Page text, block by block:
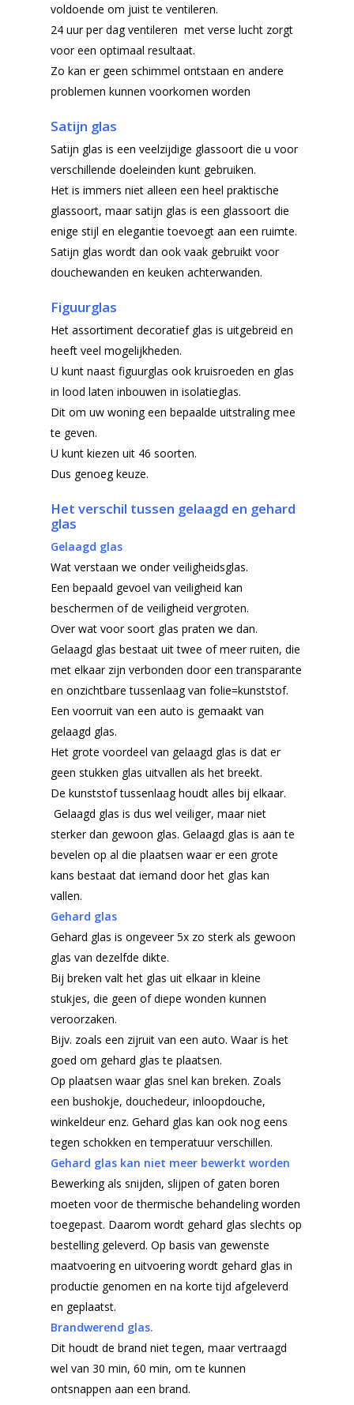
voldoende om juist te ventileren.
24 uur per dag ventileren met verse lucht zorgt
voor een optimaal resultaat.
Zo kan er geen schimmel ontstaan en andere
problemen kunnen voorkomen worden
Satijn glas
Satijn glas is een veelzijdige glassoort die u voor
verschillende doeleinden kunt gebruiken.
Het is immers niet alleen een heel praktische
glassoort, maar satijn glas is een glassoort die
enige stijl en elegantie toevoegt aan een ruimte.
Satijn glas wordt dan ook vaak gebruikt voor
douchewanden en keuken achterwanden.
Figuurglas
Het assortiment decoratief glas is uitgebreid en
heeft veel mogelijkheden.
U kunt naast figuurglas ook kruisroeden en glas
in lood laten inbouwen in isolatieglas.
Dit om uw woning een bepaalde uitstraling mee
te geven.
U kunt kiezen uit 46 soorten.
Dus genoeg keuze.
Het verschil tussen gelaagd en gehard
glas
Gelaagd glas
Wat verstaan we onder veiligheidsglas.
Een bepaald gevoel van veiligheid kan
beschermen of de veiligheid vergroten.
Over wat voor soort glas praten we dan.
Gelaagd glas bestaat uit twee of meer ruiten, die
met elkaar zijn verbonden door een transparante
en onzichtbare tussenlaag van folie=kunststof.
Een voorruit van een auto is gemaakt van
gelaagd glas.
Het grote voordeel van gelaagd glas is dat er
geen stukken glas uitvallen als het breekt.
De kunststof tussenlaag houdt alles bij elkaar.
Gelaagd glas is dus wel veiliger, maar niet
sterker dan gewoon glas. Gelaagd glas is aan te
bevelen op al die plaatsen waar er een grote
kans bestaat dat iemand door het glas kan
vallen.
Gehard glas
Gehard glas is ongeveer 5x zo sterk als gewoon
glas van dezelfde dikte.
Bij breken valt het glas uit elkaar in kleine
stukjes, die geen of diepe wonden kunnen
veroorzaken.
Bijv. zoals een zijruit van een auto. Waar is het
goed om gehard glas te plaatsen.
Op plaatsen waar glas snel kan breken. Zoals
een bushokje, douchedeur, inloopdouche,
winkeldeur enz. Gehard glas kan ook nog eens
tegen schokken en temperatuur verschillen.
Gehard glas kan niet meer bewerkt worden
Bewerking als snijden, slijpen of gaten boren
moeten voor de thermische behandeling worden
toegepast. Daarom wordt gehard glas slechts op
bestelling geleverd. Op basis van gewenste
maatvoering en uitvoering wordt gehard glas in
productie genomen en na korte tijd afgeleverd
en geplaatst.
Brandwerend glas.
Dit houdt de brand niet tegen, maar vertraagd
wel van 30 min, 60 min, om te kunnen
ontsnappen aan een brand.
Producten